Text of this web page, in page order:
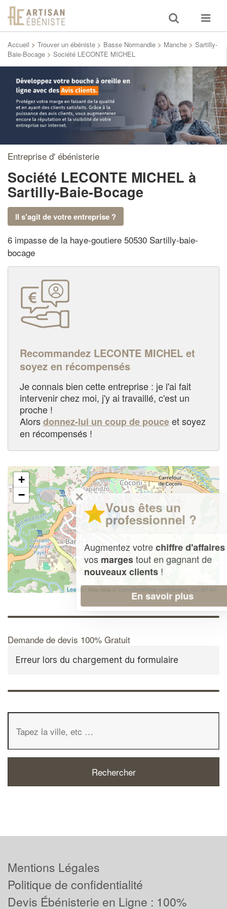
Toggle
search
Toggle
Accueil > Trouver un ébéniste > Basse Normandie > Manche > Sartilly-
Baie-Bocage > Société LECONTE MICHEL
Entreprise d' ébénisterie
Société LECONTE MICHEL à
Sartilly-Baie-Bocage
Il s'agit de votre entreprise ?
6 impasse de la haye-goutiere 50530 Sartilly-baie-
bocage
Recommandez LECONTE MICHEL et
soyez en récompensés
Je connais bien cette entreprise : je l'ai fait
intervenir chez moi, j'y ai travaillé, c'est un
proche !
Alorsdonnez-lui un coup de pouceet soyez
en récompensés !
+
−
Leaflet | Map data © OpenStreetMap contributors, CC-BY-SA
Demande de devis 100% Gratuit
Erreur lors du chargement du formulaire
✕
Vous êtes un
professionnel ?
Augmentez votrechiffre d'affaireset
vos
margestout en gagnant de
nouveaux clients!
En savoir plus
Mentions Légales
Politique de confidentialité
Devis Ébénisterie en Ligne : 100%